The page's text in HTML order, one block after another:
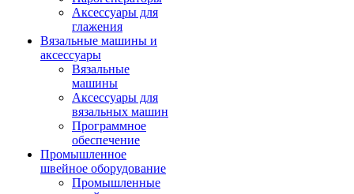
Аксессуары для
глажения
Вязальные машины и
аксессуары
Вязальные
машины
Аксессуары для
вязальных машин
Программное
обеспечение
Промышленное
швейное оборудование
Промышленные